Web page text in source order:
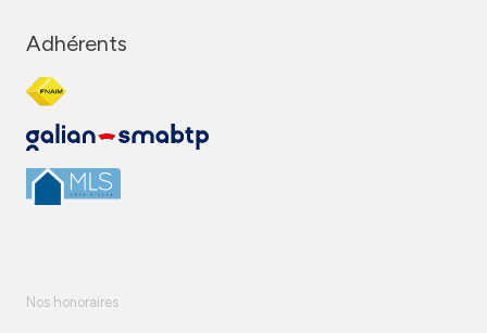
Adhérents
Nos honoraires